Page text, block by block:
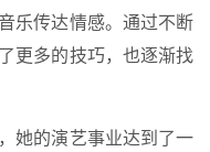
乐传达情感。通过不断
更多的技巧，也逐渐找
她的演艺事业达到了一